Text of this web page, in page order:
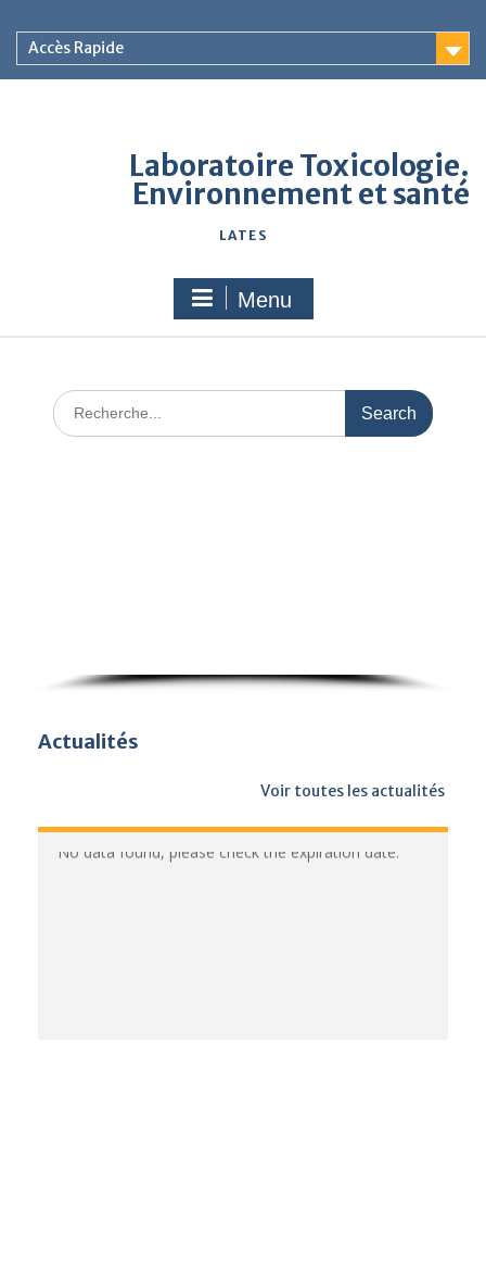
Accès Rapide
Laboratoire Toxicologie.
Environnement et santé
LATES
Menu
Actualités
Voir toutes les actualités